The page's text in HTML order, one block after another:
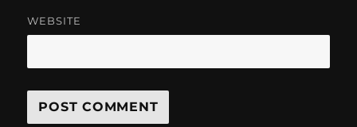
WEBSITE